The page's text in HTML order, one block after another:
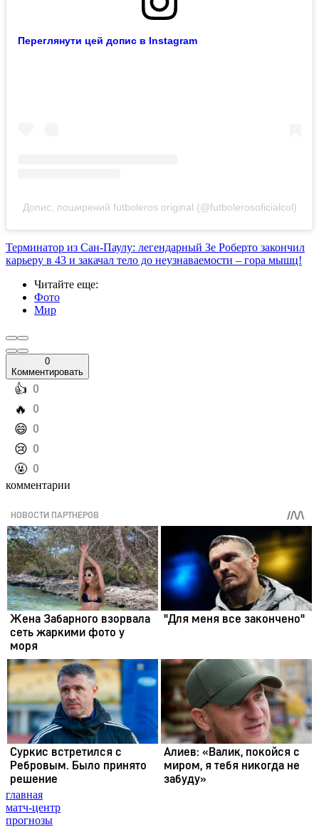
Переглянути цей допис в Instagram
Допис, поширений futboleros original (@futbolerosoficialcol)
Терминатор из Сан-Паулу: легендарный Зе Роберто закончил
карьеру в 43 и закачал тело до неузнаваемости – гора мышц!
Читайте еще:
Фото
Мир
0
Комментировать
️👍 0
️🔥 0
️😄 0
️😢 0
️🤬 0
комментарии
главная
матч-центр
прогнозы